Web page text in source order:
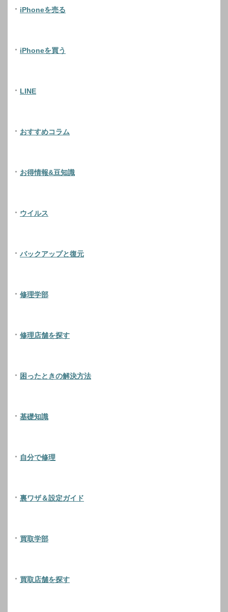
iPhoneを売る
iPhoneを買う
LINE
おすすめコラム
お得情報&豆知識
ウイルス
バックアップと復元
修理学部
修理店舗を探す
困ったときの解決方法
基礎知識
自分で修理
裏ワザ＆設定ガイド
買取学部
買取店舗を探す